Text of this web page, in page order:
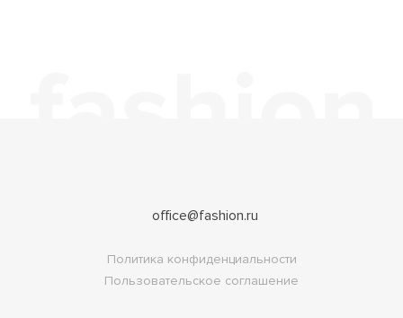
office@fashion.ru
Политика конфиденциальности
Пользовательское соглашение